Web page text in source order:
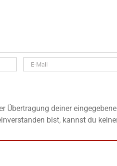
deiner
bist, kannst du